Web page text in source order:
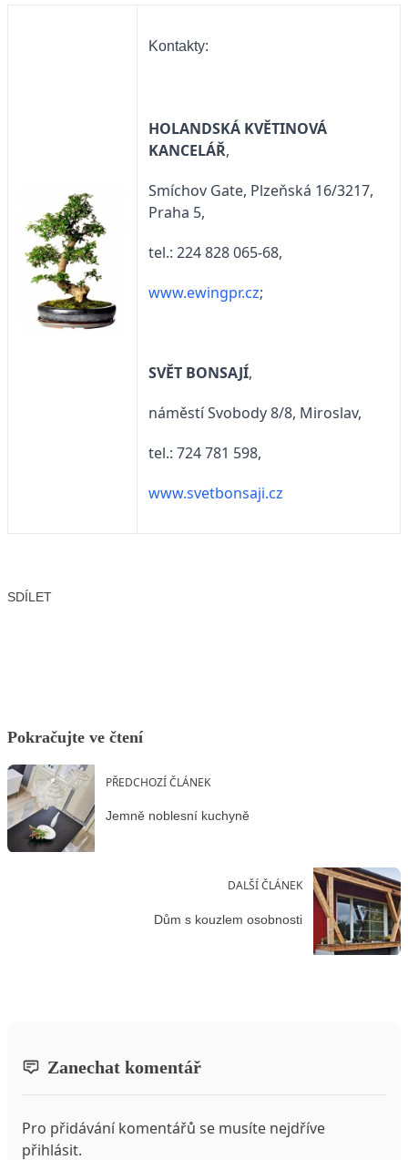
Kontakty:
HOLANDSKÁ KVĚTINOVÁ
KANCELÁŘ,
Smíchov Gate, Plzeňská 16/3217,
Praha 5,
tel.: 224 828 065-68,
www.ewingpr.cz;
SVĚT BONSAJÍ,
náměstí Svobody 8/8, Miroslav,
tel.: 724 781 598,
www.svetbonsaji.cz
SDÍLET
Pokračujte ve čtení
PŘEDCHOZÍ ČLÁNEK
Jemně noblesní kuchyně
DALŠÍ ČLÁNEK
Dům s kouzlem osobnosti
Zanechat komentář
Pro přidávání komentářů se musíte nejdříve
přihlásit.